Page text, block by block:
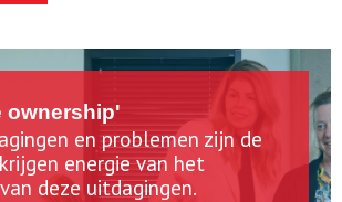
ownership'
en problemen zijn de
energie van het
deze uitdagingen.